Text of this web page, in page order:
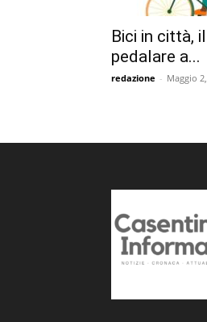
Bici in città,
pedalare a...
redazione - Maggio